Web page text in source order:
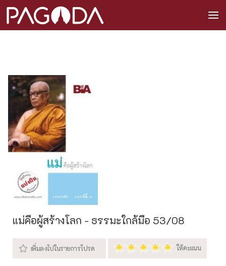
แม่คือผู้สร้างโลก - ธรรมะใกล้มือ 53/08